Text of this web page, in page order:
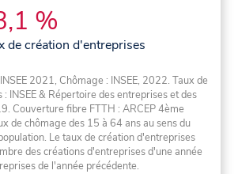
%
de création d'entreprises
2021, Chômage : INSEE, 2022. Taux de
INSEE & Répertoire des entreprises et des
Couverture fibre FTTH : ARCEP 4ème
de chômage des 15 à 64 ans au sens du
Le taux de création d'entreprises
des créations d'entreprises d'une année
de l'année précédente.